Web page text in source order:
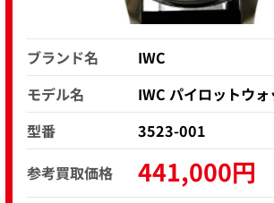
ブランド名
IWC
モデル名
IWC パイロットウォ
型番
3523-001
参考買取価格
441,000円